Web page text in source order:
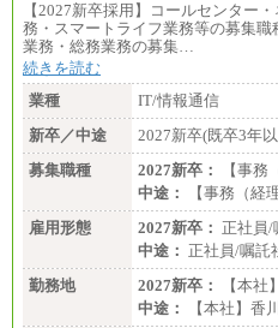
【2027新卒採用】コールセンター
務・スマートライフ業務等の募集
業務・総務業務の募集…
続きを読む
業種
IT/情報通信
新卒／中途
2027新卒(既卒3年
募集職種
2027新卒：
【事務
中途：
【事務（経
雇用形態
2027新卒： 正社員/
中途： 正社員/嘱託
勤務地
2027新卒：
【本社
中途：
【本社】香